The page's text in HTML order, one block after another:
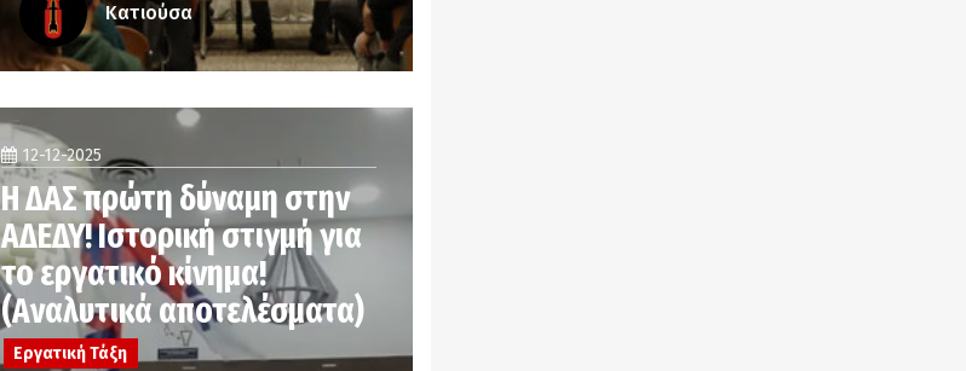
Κατιούσα
12-12-2025
Η ΔΑΣ πρώτη δύναμη στην
ΑΔΕΔΥ! Ιστορική στιγμή για
το εργατικό κίνημα!
(Αναλυτικά αποτελέσματα)
Εργατική Τάξη